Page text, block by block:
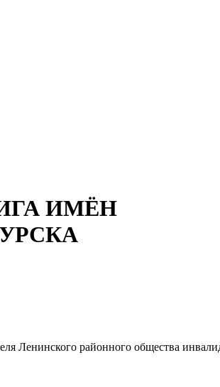
ИМЁН
Ленинского районного общества